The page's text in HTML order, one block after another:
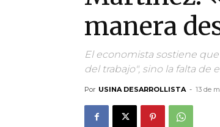
manera
El economista sostiene
del trabajo", sino la falta de
Por USINA DESARROLLISTA - 13 de